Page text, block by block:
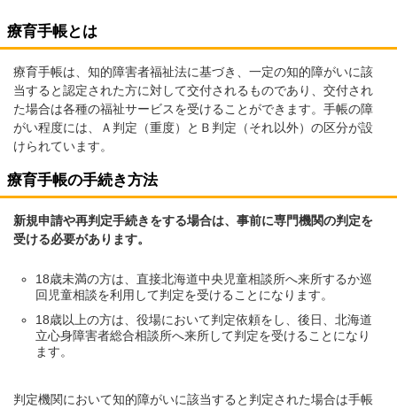
​療育手帳とは
療育手帳は、知的障害者福祉法に基づき、一定の知的障がいに該
当すると認定された方に対して交付されるものであり、交付され
た場合は各種の福祉サービスを受けることができます。手帳の障
がい程度には、Ａ判定（重度）とＢ判定（それ以外）の区分が設
けられています。​
​療育手帳の手続き方法
新規申請や再判定手続きをする場合は、事前に専門機関の判定を
受ける必要があります。
18歳未満の方は、直接北海道中央児童相談所へ来所するか巡
回児童相談を利用して判定を受けることになります。
18歳以上の方は、役場において判定依頼をし、後日、北海道
立心身障害者総合相談所へ来所して判定を受けることになり
ます。
判定機関において知的障がいに該当すると判定された場合は手帳